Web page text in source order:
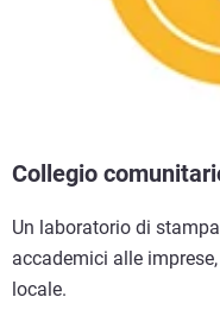
Collegio
Un laboratorio di
accademici alle
locale.